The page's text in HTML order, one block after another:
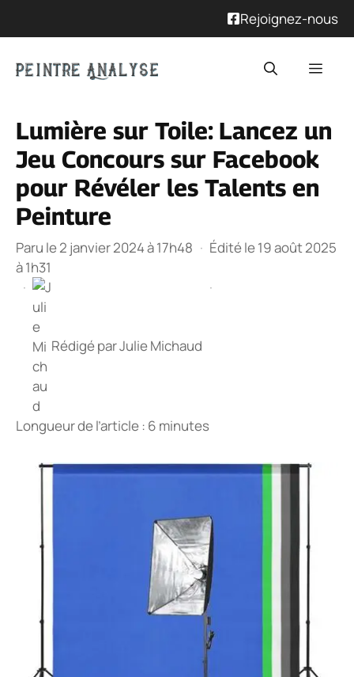
Rejoignez-nous
Lumière sur Toile: Lancez un
Jeu Concours sur Facebook
pour Révéler les Talents en
Peinture
Paru le 2 janvier 2024 à 17h48 · Édité le 19 août 2025
à 1h31
·
Rédigé parJulie Michaud
·
Longueur de l’article : 6 minutes